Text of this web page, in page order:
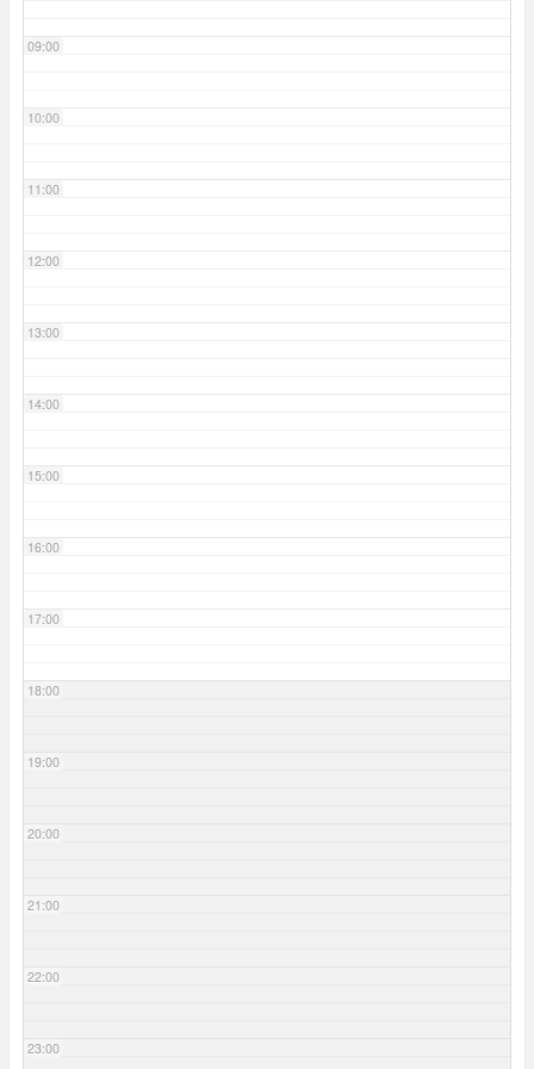
09:00
10:00
11:00
12:00
13:00
14:00
15:00
16:00
17:00
18:00
19:00
20:00
21:00
22:00
23:00